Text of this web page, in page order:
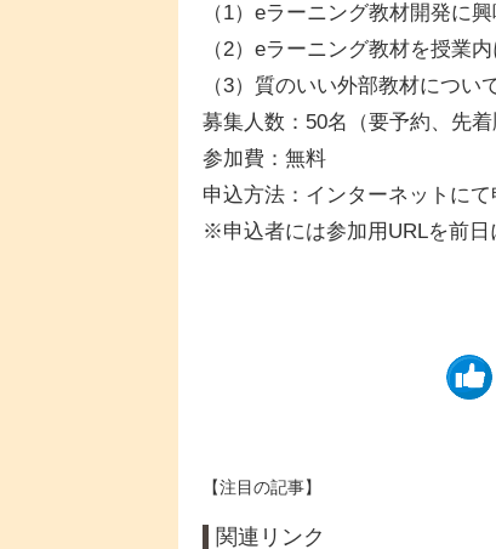
（1）eラーニング教材開発に
（2）eラーニング教材を授業
（3）質のいい外部教材につい
募集人数：50名（要予約、先着
参加費：無料
申込方法：インターネットにて
※申込者には参加用URLを前日
【注目の記事】
関連リンク